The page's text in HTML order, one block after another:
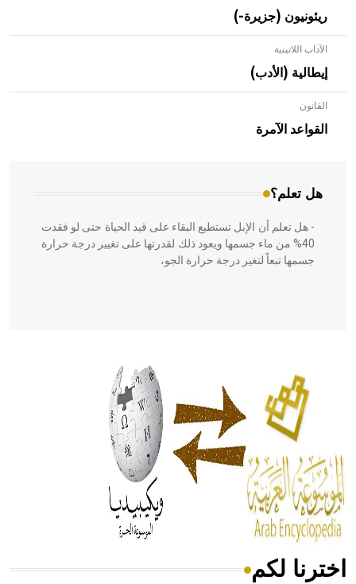
ريئونيون (جزيرة-)
الآداب اللاتينية
إيطالية (الأدب)
القانون
القواعد الآمرة
هل تعلم؟
- هل تعلم أن الأبلق نوع من الفنون الهندسية التي ارتبطت
بالعمارة الإسلامية في بلاد الشام ومصر خاصة، حيث يحرص
المعمار على بناء مداميكه وخاصة في الواجهات
- هل تعلم أن الإبل تستطيع البقاء على قيد الحياة حتى لو فقدت
40% من ماء جسمها ويعود ذلك لقدرتها على تغيير درجة حرارة
جسمها تبعاً لتغير درجة حرارة الجو،
الحكم، الأدلة، تنظيم التغذية، ورسالته في جروح الرأس. ويعود
له الفضل بأنه حرر الطب من الدين والفلسفة.
- هل تعلم أن المرجان إفراز حيواني يتكون في البحر ويتركب
من مادة كربونات الكلسيوم، وهو أحمر أو شديد الحمرة وهو
أجود أنواعه، ويمتاز بكبر الحجم ويسمى الش
اخترنا لكم